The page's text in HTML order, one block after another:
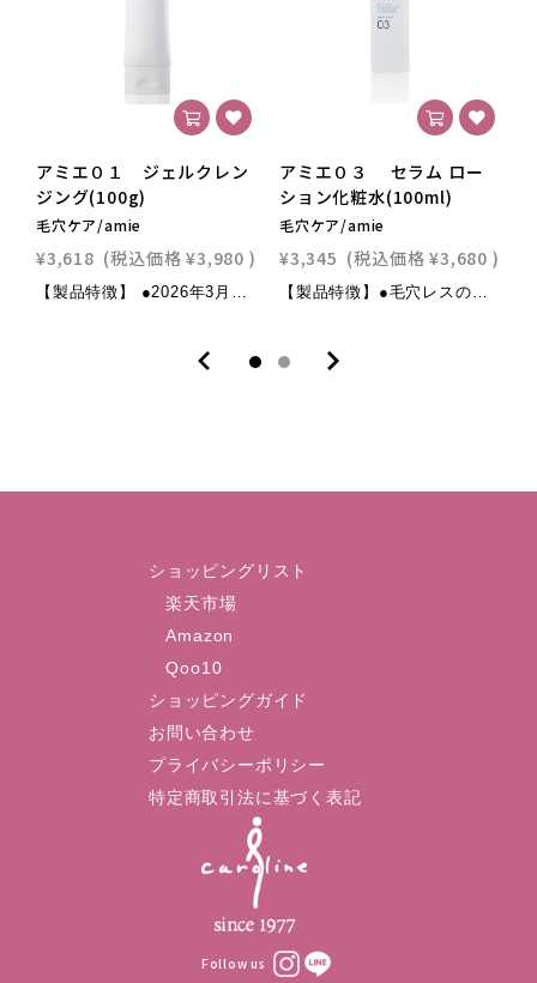
アミエ０１ ジェルクレン
ジング(100g)
毛穴ケア/amie
¥3,618 (税込価格 ¥3,980 )
【製品特徴】 ●2026年3月 ヴァージョンアップ。「美容液であらうクレンジング」 ●毛穴レスのツヤ輝く素肌に導く、毛穴悩み特化シリーズの「ジェルクレンジング」 ●毛穴つまりや肌荒れの原因となる、メイクや皮脂の汚れをお肌に負担なく優しくスッキリ洗い流す。 ●全商品に「高圧抽出プラセンタ」をはじめ美容液レベルの贅沢美容成分を配合。 ●美肌菌新配合。洗いあがりキメを整え乾燥からお肌を守り、透明感を与えます。 ●お肌をキュッと引き締めるスリミング成分をヴァージョンアップ。 ●敏感肌の方にもお使いいただけます。 ●クレンジング中のリフトエクササイズで、引き締まったハリのある素肌へ ●8つのフリー：紫外線吸収剤、シリコン、鉱物油、タール色素、アルコール、合成香料、合成着色料、旧表示指定成分 【全成分】 水､ヤシ油脂肪酸PEG-7グリセ リル､DPG､グリセリン､プラセンタエキ ス､ヒアルロン酸Na､セラミドNP､セラ ミドAP､セラミドEOP､ローズマリー葉 油､ラベンダー油､ビターオレンジ花油､ アーチチョーク葉エキス､レモングラス 葉/茎エキス､バチルス/ダイズ発酵エキ ス､水酸化K､ナットウガム､カフェイン､ ヘキシル3-グリセリルアスコルビン酸､ ラウロイルラクチレートNa､リンゴ酸､ シクロヘキサン-1,4-ジカルボン酸ビス エトキシジグリコール､フィトスフィン ゴシ､コレステロール､キサンタンガム､ BG､カルボマー､メチルパラベン､フェ ノキシエタノール ■商品仕様 ジェルタイプのクレンジング：100ｇ ■ご使用方法 ティースプーン1杯分（約３ｇ）を手のひらに取り出します。 指の腹で、やさしくクルクルと円を描くようにメイクや汚れと馴染ませます。 メイクや汚れが馴染んで浮き上がり、フッと指先が軽くなったら、ぬるま湯または水で洗い流します。 アイメイクや小鼻のザラつきが気になる場合は、やさしく細かく念入りにクレンジングしてください。
アミエ０３ セラム ロー
ション化粧水(100ml)
毛穴ケア/amie
¥3,345 (税込価格 ¥3,680 )
【製品特徴】●毛穴レスのツヤ輝く素肌に導く毛穴悩み特化シリーズの「美容液仕立ての化粧水」●全商品に「高圧抽出プラセンタ」をはじめ自然由来成分で構成●贅沢美容成分を99.2％配合●密着テクスチャーが角質層の隅々までまでうるおいを与えます。●水分・油分のバランスを整えツヤと透明感を与えます。●外界からの刺激から肌を守り、肌を健やかに保ちます。●引き締め成分配合により、ゆるみ毛穴を引き締め、キメの整った美肌に導きます。●ハリを与えるエイジングケアも同時に叶います。●オールスキン・低刺激・しっとり仕上がります。●8つのフリー：紫外線吸収剤、シリコン、鉱物油、タール色素、アルコール、合成香料、合成着色料、旧表示指定成分【主な配合成分】・高圧抽出プラセンタ・ヒアルロン酸Na・植物性コラーゲン ・セラミド・トレハロース・ビタミンC誘導体・アーチチョーク葉エキス・ハマメリスエキス(スリミング成分)・キュアパッション（パッションフルーツのエキス）・サルコスリムリシェイプ （植物幹細胞培養エキス)・カフェイン ■商品仕様 美容液仕様の化粧水100ml オールスキン■ご使用順序 ＊amieシリーズ：クレンジング01 →洗顔02 →パックP１ →化粧水03 →乳液04■ご使用方法 朝晩の洗顔後、適量を手のひらに取り、お肌に馴染ませてください。 毛穴や目の周りなど気になる箇所には重ねてお使いください。
ショッピングリスト
楽天市場
Amazon
Qoo10
ショッピングガイド
お問い合わせ
プライバシーポリシー
特定商取引法に基づく表記
Follow us